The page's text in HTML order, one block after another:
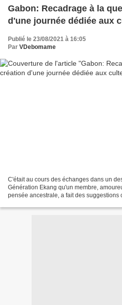
Gabon: Recadrage à la
d'une journée dédiée aux
Publié le 23/08/2021 à 16:05
Par VDebomame
C'était au cours des échanges dans un
Génération Ekang qu'un membre,
pensée ancestrale, a fait des suggestions